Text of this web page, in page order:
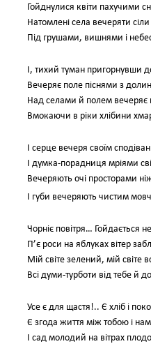
Гойднулися квіти пахучими
Натомлені села вечеряти сіли
Під грушами, вишнями і
І, тихий туман пригорнувши
Вечеряє поле піснями з
Над селами й полем вечеряє
Вмокаючи в ріки хлібини
І серце вечеря своїм
І думка-порадниця мріями
Вечеряють очі просторами
І губи вечеряють чистим
Чорніє повітря… Гойдається
П’є роси на яблуках вітер
Мій світе зелений, мій світе
Всі думи-турботи від тебе й
Усе є для щастя!.. Є хліб і
Є згода життя між тобою і
І сад молодий на вітрах